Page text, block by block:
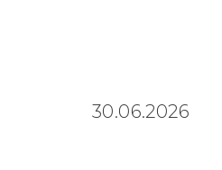
30.06.2026